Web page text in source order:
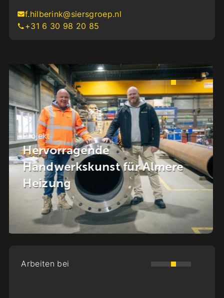
f.hilberink@siersgroep.nl
+31 6 30 98 20 85
Projekt
Energie im Viertel: Die
Energiewende im Herzen von
Raalte
Kälte + Wärme - Raalte
Arbeiten bei